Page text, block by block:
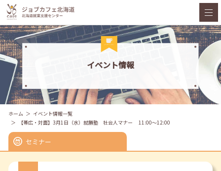
イベント情報
ホーム
イベント情報一覧
【帯広・対面】3月1日（水）就勝塾 社会人マナー 11:00～12:00
セミナー